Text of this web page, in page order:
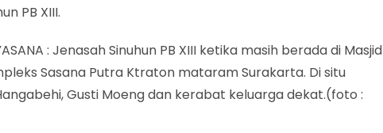
PB XIII.
: Jenasah Sinuhun PB XIII ketika masih berada di Masjid
Sasana Putra Ktraton mataram Surakarta. Di situ
Gusti Moeng dan kerabat keluarga dekat.(foto :